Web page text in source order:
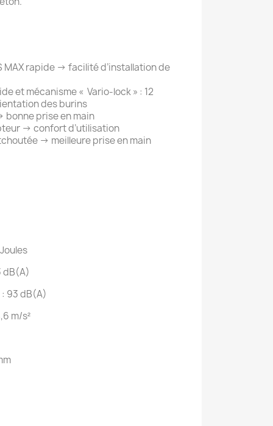
MAX rapide → facilité d’installation de
et mécanisme « Vario-lock » : 12
des burins
prise en main
→ confort d’utilisation
→ meilleure prise en main
dB(A)
93 dB(A)
m/s²